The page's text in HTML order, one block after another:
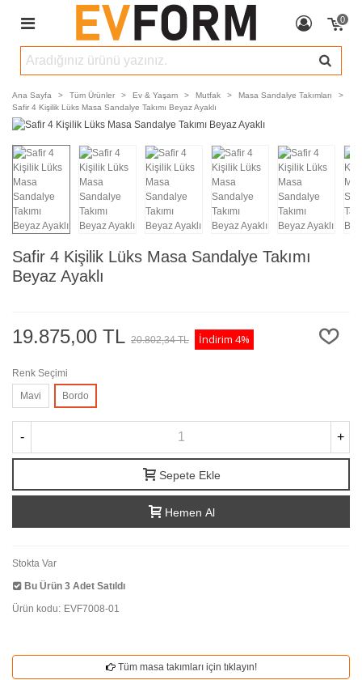
0
Ana Sayfa > Tüm Ürünler > Ev & Yaşam > Mutfak > Masa Sandalye Takımları
>
Safir 4 Kişilik Lüks Masa Sandalye Takımı Beyaz Ayaklı
Safir 4 Kişilik Lüks Masa Sandalye Takımı
Beyaz Ayaklı
19.875,00 TL 20.802,34 TL İndirim 4%
Renk Seçimi
Mavi
Bordo
- +
Sepete Ekle
Hemen Al
Stokta Var
Bu Ürün 3 Adet Satıldı
Ürün kodu: EVF7008-01
Tüm masa takımları için tıklayın!